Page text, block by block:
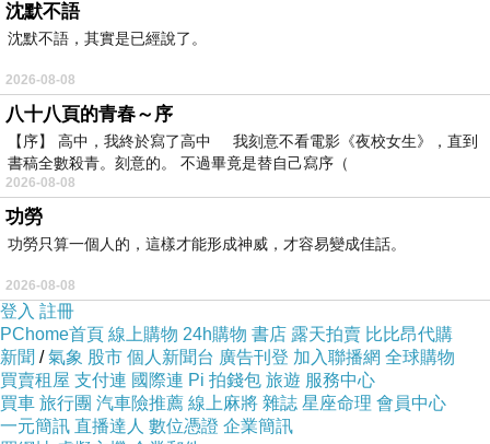
只要你沒苦過，你的話語就不值一聽。
苦勞變成遮羞布：掩蓋制度問題的語氣修辭
「我以前也是這樣被罵」、「我們哪有什麼下班時間」、
「年輕時就是要捱」這類話語常見於企業中高層或老一輩
同事的口中。
但這些話語掩蓋了一個核心事實：
他們不是因為制度好而成功，而是剛好幸存。
他們不是因為那樣的方式有效，而是因為沒得選。
將苦勞合理化，就是將結構問題個人化，並透過語氣壓制
下一代的反思與抵抗。
「忍耐」不等於高尚，「順從」不等於成熟
沈默不語
沈默不語，其實是已經說了。
2026-08-08
八十八頁的青春～序
【序】 高中，我終於寫了高中 我刻意不看電影《夜校女生》，直到
書稿全數殺青。刻意的。 不過畢竟是替自己寫序（
2026-08-08
功勞
功勞只算一個人的，這樣才能形成神威，才容易變成佳話。
2026-08-08
登入 註冊
PChome首頁 線上購物 24h購物 書店 露天拍賣 比比昂代購
新聞 /氣象 股市 個人新聞台 廣告刊登 加入聯播網 全球購物
買賣租屋 支付連 國際連 Pi 拍錢包 旅遊 服務中心
買車 旅行團 汽車險推薦 線上麻將 雜誌 星座命理 會員中心
一元簡訊 直播達人 數位憑證 企業簡訊